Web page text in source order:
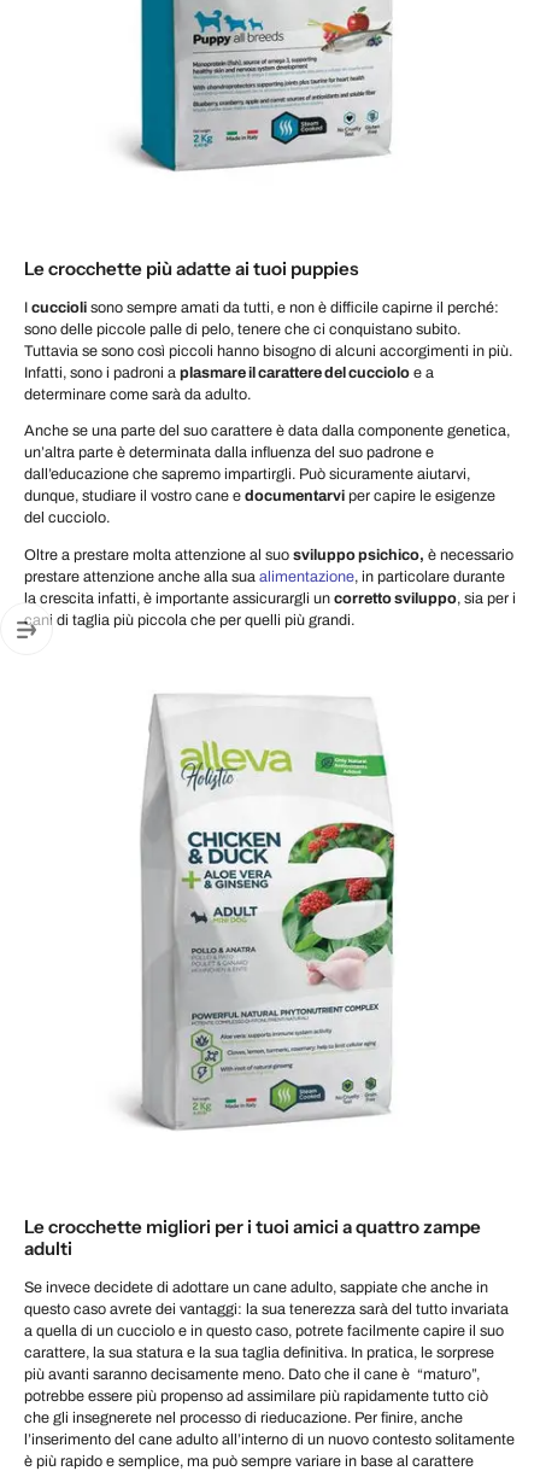
Le crocchette più adatte ai tuoi puppies
I cuccioli sono sempre amati da tutti, e non è difficile capirne il perché:
sono delle piccole palle di pelo, tenere che ci conquistano subito.
Tuttavia se sono così piccoli hanno bisogno di alcuni accorgimenti in più.
Infatti, sono i padroni a plasmare il carattere del cucciolo e a
determinare come sarà da adulto.
Anche se una parte del suo carattere è data dalla componente genetica,
un’altra parte è determinata dalla influenza del suo padrone e
dall’educazione che sapremo impartirgli. Può sicuramente aiutarvi,
dunque, studiare il vostro cane e documentarvi per capire le esigenze
del cucciolo.
Oltre a prestare molta attenzione al suo sviluppo psichico, è necessario
prestare attenzione anche alla sua alimentazione, in particolare durante
la crescita infatti, è importante assicurargli un corretto sviluppo, sia per i
cani di taglia più piccola che per quelli più grandi.
Le crocchette migliori per i tuoi amici a quattro zampe
adulti
Se invece decidete di adottare un cane adulto, sappiate che anche in
questo caso avrete dei vantaggi: la sua tenerezza sarà del tutto invariata
a quella di un cucciolo e in questo caso, potrete facilmente capire il suo
carattere, la sua statura e la sua taglia definitiva. In pratica, le sorprese
più avanti saranno decisamente meno. Dato che il cane è “maturo”,
potrebbe essere più propenso ad assimilare più rapidamente tutto ciò
che gli insegnerete nel processo di rieducazione. Per finire, anche
l’inserimento del cane adulto all’interno di un nuovo contesto solitamente
è più rapido e semplice, ma può sempre variare in base al carattere